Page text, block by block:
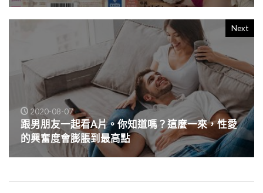
Next
2020-08-07
跟男朋友一起看A片。你知道嗎？這麼一來，性愛
的興奮度會膨脹到最高點